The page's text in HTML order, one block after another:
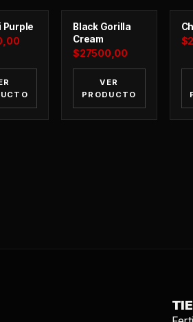
Purple
Black Gorilla
Cream
$27500,00
VER
PRODUCTO
$